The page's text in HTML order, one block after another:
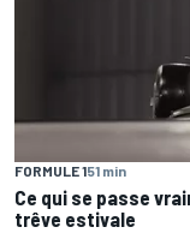
FORMULE 151 min
Ce qui se passe
trêve estivale